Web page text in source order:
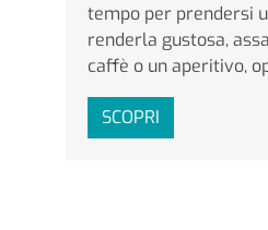
tempo per prendersi
renderla gustosa,
caffè o un aperitivo,
SCOPRI